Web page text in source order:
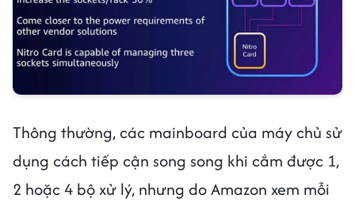
Thông thường, các mainboard của máy chủ sử
dụng cách tiếp cận song song khi cắm được 1,
2 hoặc 4 bộ xử lý, nhưng do Amazon xem mỗi